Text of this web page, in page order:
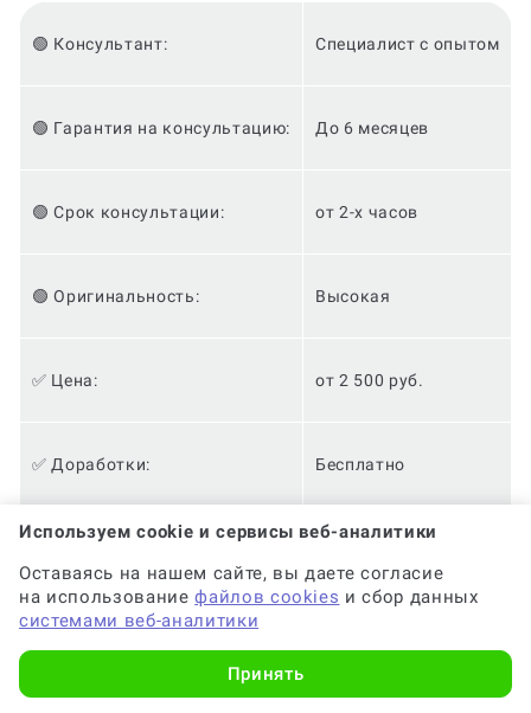
🟢 Консультант: Специалист с опытом
🟢 Гарантия на консультацию: До 6 месяцев
🟢 Срок консультации: от 2-х часов
🟢 Оригинальность: Высокая
✅ Цена: от 2 500 руб.
✅ Доработки: Бесплатно
✅ Анонимность:
✅ Кешбэк за консультацию:
Используем cookie и сервисы веб-аналитики
Оставаясь на нашем сайте, вы даете согласие
на использованиефайлов cookies и сбор данных
системами веб-аналитики
Принять